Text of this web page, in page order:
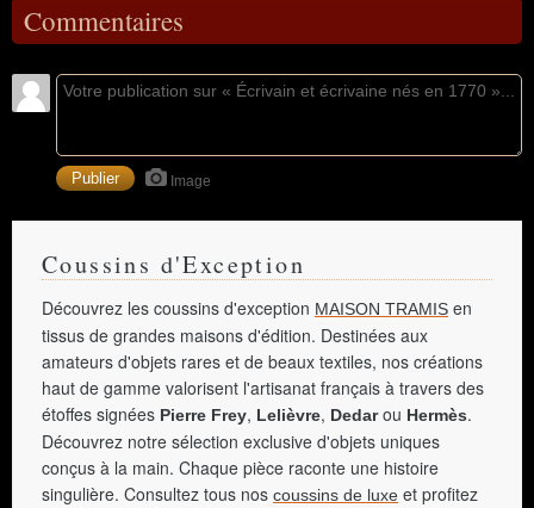
Commentaires
Image
Coussins d'Exception
Découvrez les coussins d'exception MAISON TRAMIS en
tissus de grandes maisons d'édition. Destinées aux
amateurs d'objets rares et de beaux textiles, nos créations
haut de gamme valorisent l'artisanat français à travers des
étoffes signées Pierre Frey, Lelièvre, Dedarou Hermès.
Découvrez notre sélection exclusive d'objets uniques
conçus à la main. Chaque pièce raconte une histoire
singulière. Consultez tous nos coussins de luxe et profitez